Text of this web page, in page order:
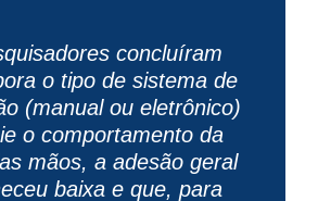
concluíram
o tipo de sistema de
(manual ou eletrônico)
o comportamento da
mãos, a adesão geral
baixa e que, para